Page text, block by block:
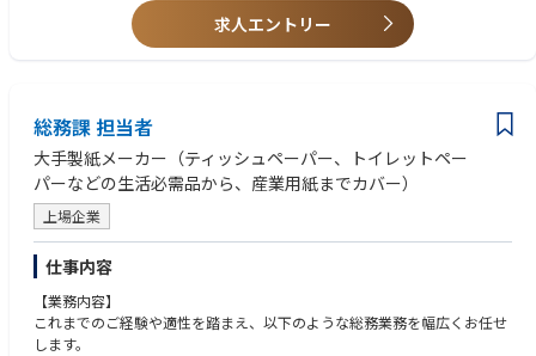
求人エントリー
総務課 担当者
大手製紙メーカー（ティッシュペーパー、トイレットペー
パーなどの生活必需品から、産業用紙までカバー）
上場企業
仕事内容
【業務内容】
これまでのご経験や適性を踏まえ、以下のような総務業務を幅広くお任せ
します。